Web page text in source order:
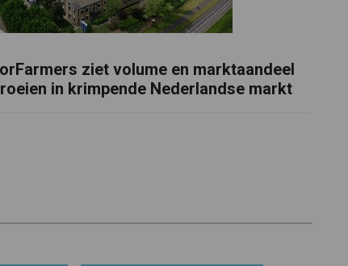
ziet volume en marktaandeel
in krimpende Nederlandse markt